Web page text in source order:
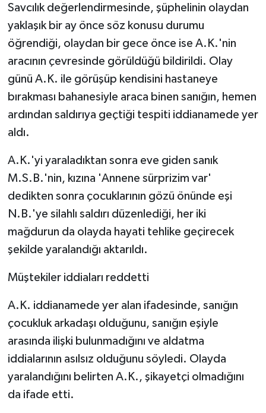
Savcılık değerlendirmesinde, şüphelinin olaydan
yaklaşık bir ay önce söz konusu durumu
öğrendiği, olaydan bir gece önce ise A.K.'nin
aracının çevresinde görüldüğü bildirildi. Olay
günü A.K. ile görüşüp kendisini hastaneye
bırakması bahanesiyle araca binen sanığın, hemen
ardından saldırıya geçtiği tespiti iddianamede yer
aldı.
A.K.'yi yaraladıktan sonra eve giden sanık
M.S.B.'nin, kızına 'Annene sürprizim var'
dedikten sonra çocuklarının gözü önünde eşi
N.B.'ye silahlı saldırı düzenlediği, her iki
mağdurun da olayda hayati tehlike geçirecek
şekilde yaralandığı aktarıldı.
Müştekiler iddiaları reddetti
A.K. iddianamede yer alan ifadesinde, sanığın
çocukluk arkadaşı olduğunu, sanığın eşiyle
arasında ilişki bulunmadığını ve aldatma
iddialarının asılsız olduğunu söyledi. Olayda
yaralandığını belirten A.K., şikayetçi olmadığını
da ifade etti.